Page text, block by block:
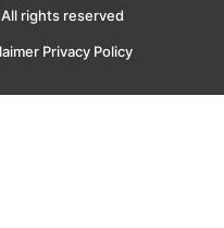
rights reserved
Privacy Policy